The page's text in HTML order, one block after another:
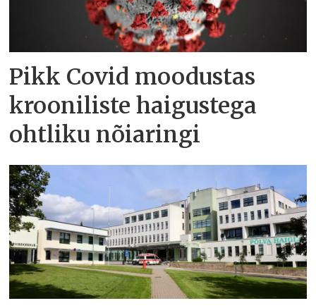
Pikk Covid moodustas
krooniliste haigustega
ohtliku nõiaringi